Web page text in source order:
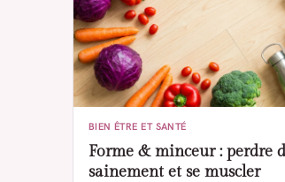
BIEN ÊTRE ET SANTÉ
Forme & minceur : perdre
sainement et se muscler